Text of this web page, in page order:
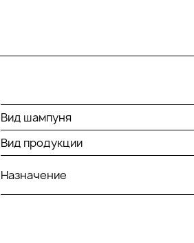
Вид шампуня
Вид продукции
Назначение